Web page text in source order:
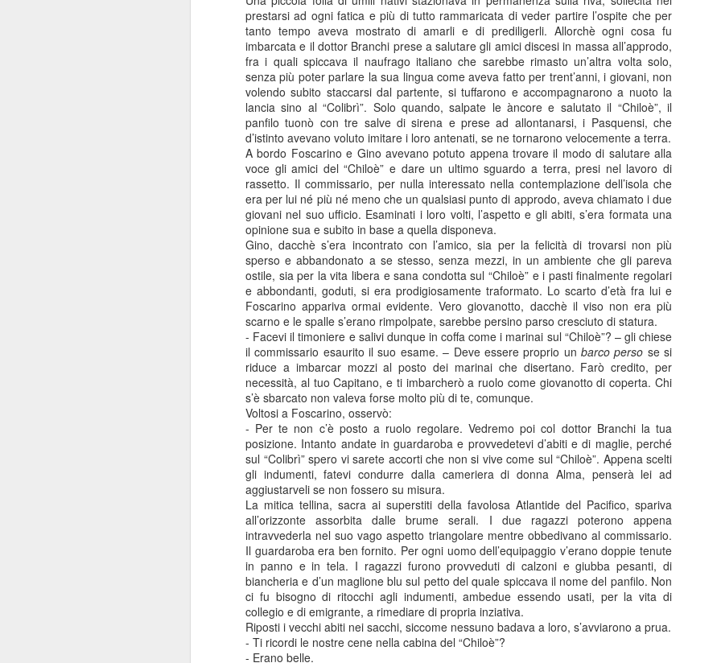
prestarsi ad ogni fatica e più di tutto rammaricata di veder partire l’ospite che per
tanto tempo aveva mostrato di amarli e di prediligerli. Allorchè ogni cosa fu
imbarcata e il dottor Branchi prese a salutare gli amici discesi in massa all’approdo,
fra i quali spiccava il naufrago italiano che sarebbe rimasto un’altra volta solo,
senza più poter parlare la sua lingua come aveva fatto per trent’anni, i giovani, non
volendo subito staccarsi dal partente, si tuffarono e accompagnarono a nuoto la
lancia sino al “Colibrì”. Solo quando, salpate le àncore e salutato il “Chiloè”, il
panfilo tuonò con tre salve di sirena e prese ad allontanarsi, i Pasquensi, che
d’istinto avevano voluto imitare i loro antenati, se ne tornarono velocemente a terra.
A bordo Foscarino e Gino avevano potuto appena trovare il modo di salutare alla
voce gli amici del “Chiloè” e dare un ultimo sguardo a terra, presi nel lavoro di
rassetto. Il commissario, per nulla interessato nella contemplazione dell’isola che
era per lui né più né meno che un qualsiasi punto di approdo, aveva chiamato i due
giovani nel suo ufficio. Esaminati i loro volti, l’aspetto e gli abiti, s’era formata una
opinione sua e subito in base a quella disponeva.
Gino, dacchè s’era incontrato con l’amico, sia per la felicità di trovarsi non più
sperso e abbandonato a se stesso, senza mezzi, in un ambiente che gli pareva
ostile, sia per la vita libera e sana condotta sul “Chiloè” e i pasti finalmente regolari
e abbondanti, goduti, si era prodigiosamente traformato. Lo scarto d’età fra lui e
Foscarino appariva ormai evidente. Vero giovanotto, dacchè il viso non era più
scarno e le spalle s’erano rimpolpate, sarebbe persino parso cresciuto di statura.
- Facevi il timoniere e salivi dunque in coffa come i marinai sul “Chiloè”? – gli chiese
il commissario esaurito il suo esame. – Deve essere proprio un barco perso se si
riduce a imbarcar mozzi al posto dei marinai che disertano. Farò credito, per
necessità, al tuo Capitano, e ti imbarcherò a ruolo come giovanotto di coperta. Chi
s’è sbarcato non valeva forse molto più di te, comunque.
Voltosi a Foscarino, osservò:
- Per te non c’è posto a ruolo regolare. Vedremo poi col dottor Branchi la tua
posizione. Intanto andate in guardaroba e provvedetevi d’abiti e di maglie, perché
sul “Colibrì” spero vi sarete accorti che non si vive come sul “Chiloè”. Appena scelti
gli indumenti, fatevi condurre dalla cameriera di donna Alma, penserà lei ad
aggiustarveli se non fossero su misura.
La mitica tellina, sacra ai superstiti della favolosa Atlantide del Pacifico, spariva
all’orizzonte assorbita dalle brume serali. I due ragazzi poterono appena
intravvederla nel suo vago aspetto triangolare mentre obbedivano al commissario.
Il guardaroba era ben fornito. Per ogni uomo dell’equipaggio v’erano doppie tenute
in panno e in tela. I ragazzi furono provveduti di calzoni e giubba pesanti, di
biancheria e d’un maglione blu sul petto del quale spiccava il nome del panfilo. Non
ci fu bisogno di ritocchi agli indumenti, ambedue essendo usati, per la vita di
collegio e di emigrante, a rimediare di propria inziativa.
Riposti i vecchi abiti nei sacchi, siccome nessuno badava a loro, s’avviarono a prua.
- Ti ricordi le nostre cene nella cabina del “Chiloè”?
- Erano belle.
presenze, qualità percepita, visibilità, chi potrebbe dirlo? Nessuno.
Questo è molto grave e da l'idea del pressapochismo con il quale si fanno le cose.
Non solo: ha senso che l'Andersen rimanga il nostro evento principale o converrebbe
altro?
In questo intervento, come già in precedenza, ho presentato modelli alternativi ai quali ispirarsi.
Sono contento di averlo fatto perchè sono proposte concrete e con una logica di
piacerebbe fare questo, a me piacerebbe fare quell'altro" che lascia il tempo che trova.
Vedremo cosa succederà: come ho detto nel mio intervento, per ora non possiamo certo dire
risolto: è troppo presto ed il futuro è incerto, speriamo bene ma allo stesso tempo
preudentemente modeste.
0 Add a comment
Consiglio Comunale 16 dicembre 2024 - Sestri Levante -